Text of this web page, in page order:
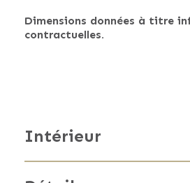
Dimensions données à titre
contractuelles.
Intérieur